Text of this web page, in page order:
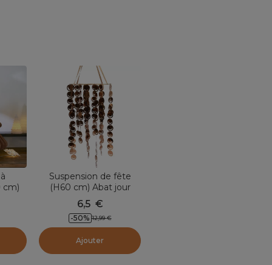
cm)
Suspension de fête
(H60 cm) Abat jour
court Cuivre
6,5 €
-50% 12,99 €
Ajouter